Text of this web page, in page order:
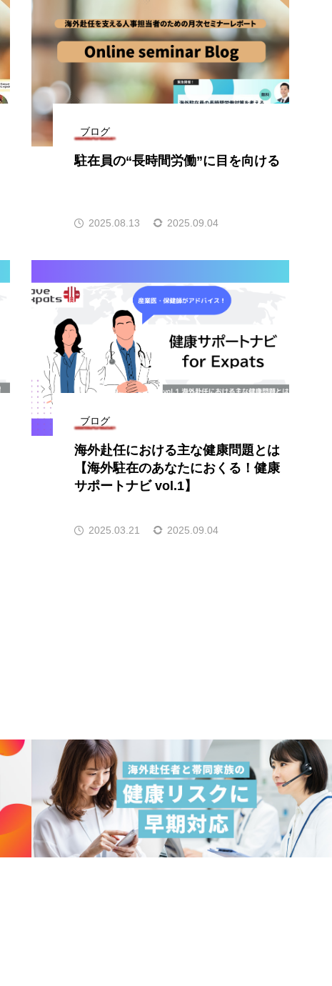
ブログ
駐在員の“長時間労働”に目を向ける
2025.08.13 2025.09.04
ブログ
海外赴任における主な健康問題とは
【海外駐在のあなたにおくる！健康
サポートナビ vol.1】
2025.03.21 2025.09.04